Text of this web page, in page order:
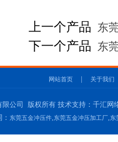
上一个产品 东
下一个产品 东
网站首页 关于我们
限公司 版权所有 技术支持：千汇网
东莞五金冲压件,东莞五金冲压加工厂,东